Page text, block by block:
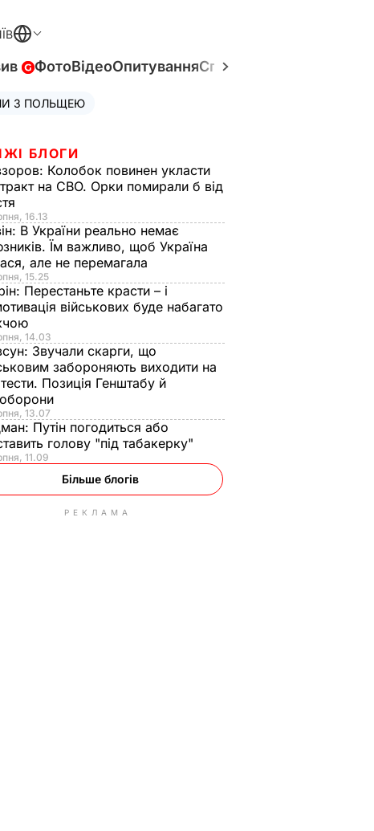
ФотоВідеоОпитуванняСпецпроєкти
З ПОЛЬЩЕЮ
БЛОГИ
Колобок повинен укласти
на СВО. Орки помирали б від
16.13
В України реально немає
Їм важливо, щоб Україна
але не перемагала
15.25
Перестаньте красти – і
військових буде набагато
14.03
Звучали скарги, що
забороняють виходити на
Позиція Генштабу й
13.07
Путін погодиться або
голову "під табакерку"
11.09
Більше блогів
РЕКЛАМА